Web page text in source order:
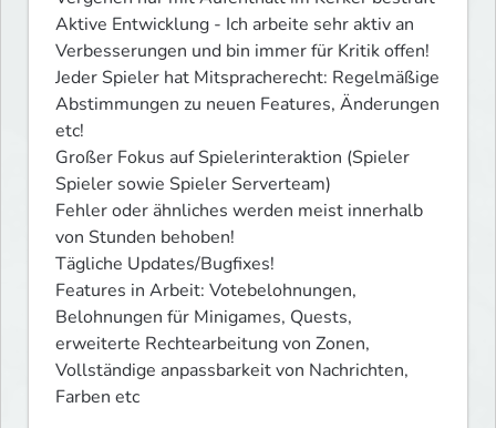
Aktive Entwicklung - Ich arbeite sehr aktiv an
Verbesserungen und bin immer für Kritik offen!
Jeder Spieler hat Mitspracherecht: Regelmäßige
Abstimmungen zu neuen Features, Änderungen
etc!
Großer Fokus auf Spielerinteraktion (Spieler
Spieler sowie Spieler Serverteam)
Fehler oder ähnliches werden meist innerhalb
von Stunden behoben!
Tägliche Updates/Bugfixes!
Features in Arbeit: Votebelohnungen,
Belohnungen für Minigames, Quests,
erweiterte Rechtearbeitung von Zonen,
Vollständige anpassbarkeit von Nachrichten,
Farben etc